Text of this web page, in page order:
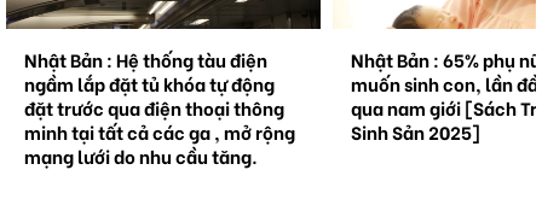
Nhật Bản : Hệ thống tàu điện
ngầm lắp đặt tủ khóa tự động
đặt trước qua điện thoại thông
minh tại tất cả các ga , mở rộng
mạng lưới do nhu cầu tăng.
Nhật Bản : 65% phụ
muốn sinh con, lần
qua nam giới [Sách
Sinh Sản 2025]